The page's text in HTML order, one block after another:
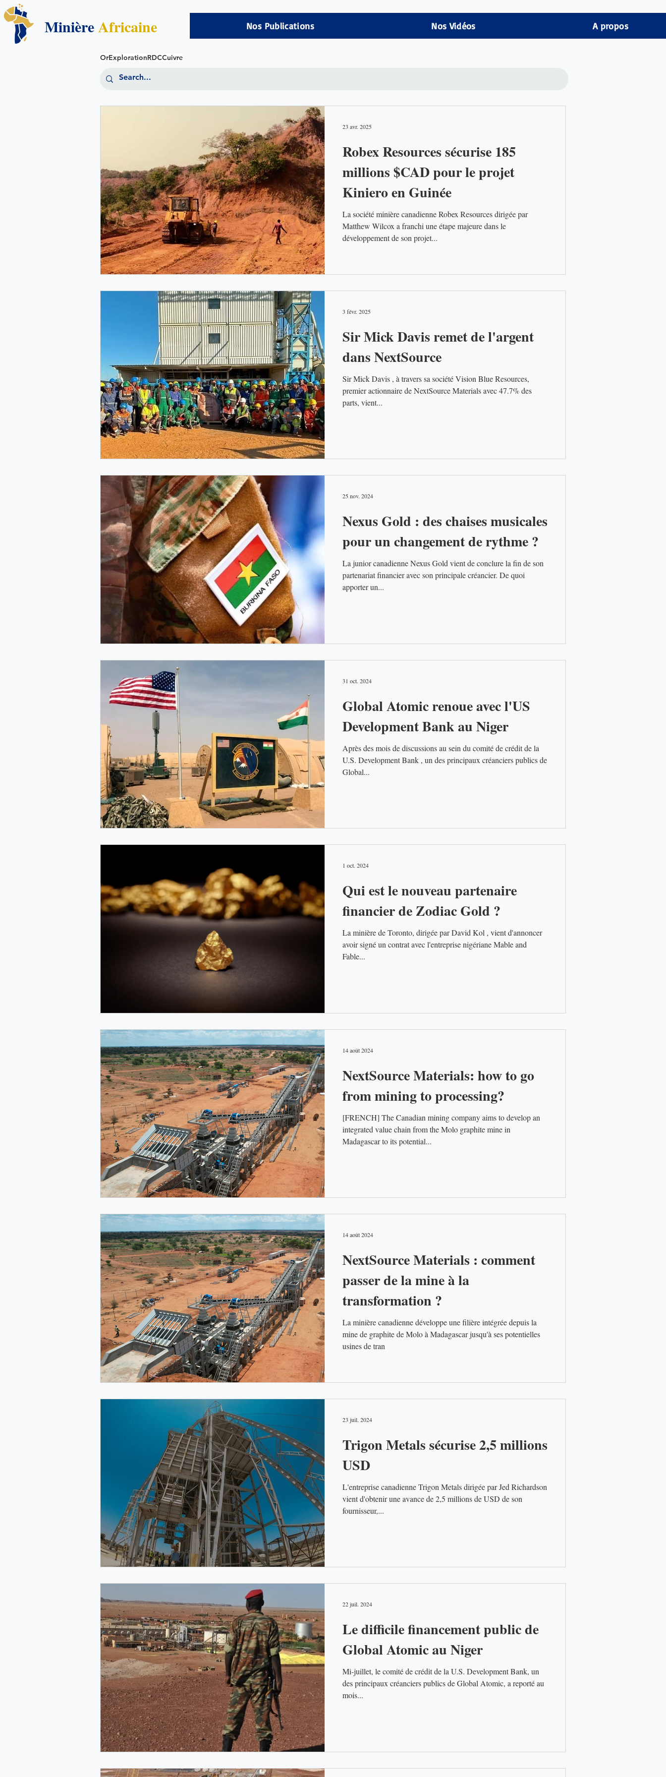
MinièreAfricaine Nos Publications Nos Vidéos A propos
OrExplorationRDCCuivre
Robex Resources sécurise 185
millions $CAD pour le projet
Kiniero en Guinée​
La société minière canadienne Robex Resources dirigée par
Matthew Wilcox a franchi une étape majeure dans le
développement de son projet...
23 avr. 2025
Sir Mick Davis remet de l'argent
dans NextSource
Sir Mick Davis , à travers sa société Vision Blue Resources,
premier actionnaire de NextSource Materials avec 47.7% des
parts, vient...
3 févr. 2025
Nexus Gold : des chaises musicales
pour un changement de rythme ?
La junior canadienne Nexus Gold vient de conclure la fin de son
partenariat financier avec son principale créancier. De quoi
apporter un...
25 nov. 2024
Global Atomic renoue avec l'US
Development Bank au Niger
Après des mois de discussions au sein du comité de crédit de la
U.S. Development Bank , un des principaux créanciers publics de
Global...
31 oct. 2024
Qui est le nouveau partenaire
financier de Zodiac Gold ?
La minière de Toronto, dirigée par David Kol , vient d'annoncer
avoir signé un contrat avec l'entreprise nigériane Mable and
Fable...
1 oct. 2024
NextSource Materials: how to go
from mining to processing?
[FRENCH] The Canadian mining company aims to develop an
integrated value chain from the Molo graphite mine in
Madagascar to its potential...
14 août 2024
NextSource Materials : comment
passer de la mine à la
transformation ?
La minière canadienne développe une filière intégrée depuis la
mine de graphite de Molo à Madagascar jusqu'à ses potentielles
usines de tran
14 août 2024
Trigon Metals sécurise 2,5 millions
USD
L'entreprise canadienne Trigon Metals dirigée par Jed Richardson
vient d'obtenir une avance de 2,5 millions de USD de son
fournisseur,...
23 juil. 2024
Le difficile financement public de
Global Atomic au Niger
Mi-juillet, le comité de crédit de la U.S. Development Bank, un
des principaux créanciers publics de Global Atomic, a reporté au
mois...
22 juil. 2024